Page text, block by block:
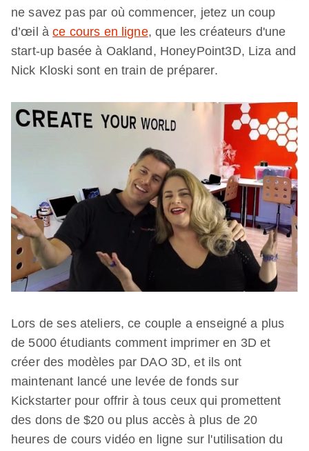
ne savez pas par où commencer, jetez un coup
d’œil àce cours en ligne, que les créateurs d'une
start-up basée à Oakland, HoneyPoint3D, Liza and
Nick Kloski sont en train de préparer.
Lors de ses ateliers, ce couple a enseigné a plus
de 5000 étudiants comment imprimer en 3D et
créer des modèles par DAO 3D, et ils ont
maintenant lancé une levée de fonds sur
Kickstarter pour offrir à tous ceux qui promettent
des dons de $20 ou plus accès à plus de 20
heures de cours vidéo en ligne sur l'utilisation du